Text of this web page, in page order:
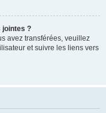
jointes ?
avez transférées, veuillez
et suivre les liens vers